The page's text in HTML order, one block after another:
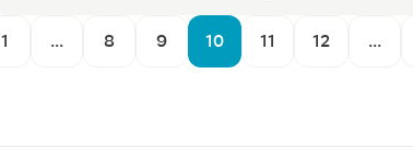
1 ... 8 9 10 11 12 ...